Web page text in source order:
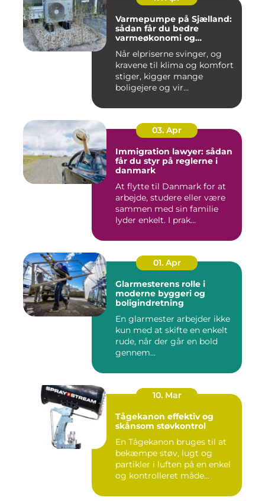
Varmepumpe på Sjælland:
sådan får du bedre
varmeøkonomi og
Når elpriserne svinger, og
kravene til klima og komfort
stiger, kigger mange
boligejere og vir...
03. Apr
Immigration lawyer: sådan
får du styr på reglerne i
danmark
At flytte til Danmark for at
arbejde, studere eller være
sammen med sin familie
lyder enkelt. I prak...
01. Apr
Glarmesterens rolle i
moderne byggeri og
boligindretning
En glarmester arbejder ikke
kun med at skifte en enkelt
rude, når der går en bold
gennem...
10. Mar
Tågekanon effektiv og
skånsom støvkontrol
En Tågekanon bruges til at
bekæmpe støv, lugt og
partikler i luften på en enkel
og kontrolleret måde...